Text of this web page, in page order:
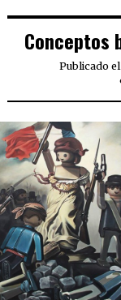
Conceptos
Publicado el